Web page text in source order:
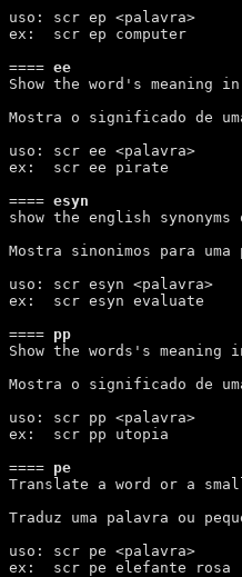
uso: scr ep <palavra>
ex:  scr ep computer
==== ee
Show the word's meaning
Mostra o significado de
uso: scr ee <palavra>
ex:  scr ee pirate
==== esyn
show the english synonyms
Mostra sinonimos para
uso: scr esyn <palavra>
ex:  scr esyn evaluate
==== pp
Show the words's meaning
Mostra o significado de
uso: scr pp <palavra>
ex:  scr pp utopia
==== pe
Translate a word or a
Traduz uma palavra ou
uso: scr pe <palavra>
ex:  scr pe elefante rosa